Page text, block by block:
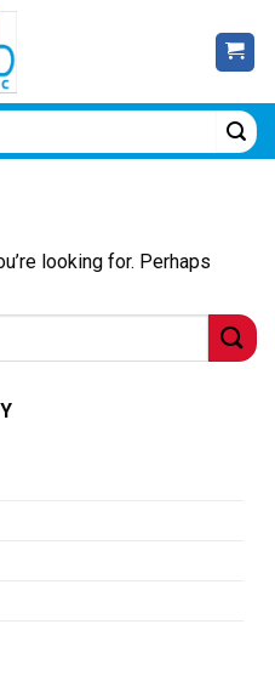
looking for. Perhaps